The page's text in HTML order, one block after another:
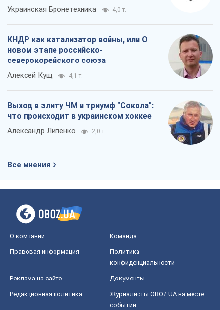
Украинская Бронетехника 4,0 т.
КНДР как катализатор войны, или О
новом этапе российско-
северокорейского союза
Алексей Кущ 4,1 т.
Выход в элиту ЧМ и триумф "Сокола":
что происходит в украинском хоккее
Александр Липенко 2,0 т.
Все мнения
О компании Команда
Правовая информация
Политика
конфиденциальности
Реклама на сайте Документы
Редакционная политика
Журналисты OBOZ.UA на месте
событий